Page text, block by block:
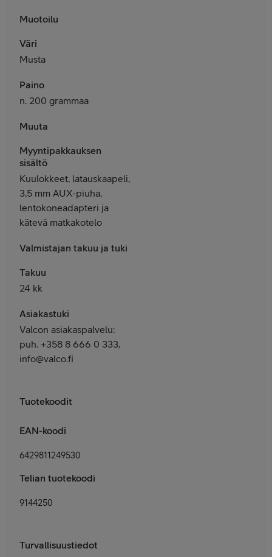
Muotoilu
Väri
Musta
Paino
n. 200 grammaa
Muuta
Myyntipakkauksen
sisältö
Kuulokkeet, latauskaapeli,
3,5 mm AUX-piuha,
lentokoneadapteri ja
kätevä matkakotelo
Valmistajan takuu ja tuki
Takuu
24 kk
Asiakastuki
Valcon asiakaspalvelu:
puh. +358 8 666 0 333,
info@valco.fi
Tuotekoodit
EAN-koodi
6429811249530
Telian tuotekoodi
9144250
Turvallisuustiedot